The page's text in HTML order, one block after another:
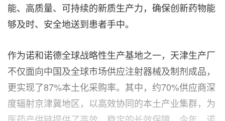
能、高质量、可持续的新质生产力，确保创新药物能
够及时、安全地送到患者手中。
作为诺和诺德全球战略性生产基地之一，天津生产厂
不仅面向中国及全球市场供应注射器械及制剂成品，
更实现了87%本土化采购率。其中，约70%供应商深
度辐射京津冀地区，以高效协同的本土产业集群，为